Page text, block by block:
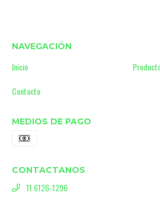
NAVEGACIÓN
Inicio
Contacto
MEDIOS DE PAGO
CONTACTANOS
11 6126-1296